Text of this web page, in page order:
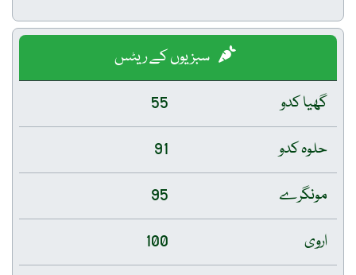
سبزیوں کے ریٹس
گھیا کدو
55
حلوہ کدو
91
مونگرے
95
اروی
100